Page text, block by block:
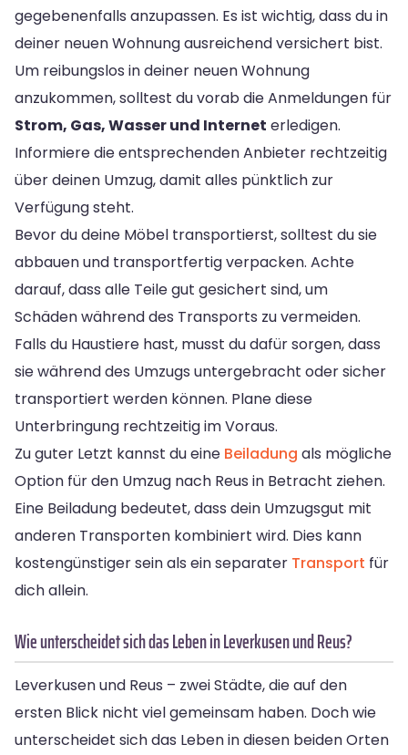
gegebenenfalls anzupassen. Es ist wichtig, dass du in
deiner neuen Wohnung ausreichend versichert bist.
Um reibungslos in deiner neuen Wohnung
anzukommen, solltest du vorab die Anmeldungen für
Strom, Gas, Wasser und Internet erledigen.
Informiere die entsprechenden Anbieter rechtzeitig
über deinen Umzug, damit alles pünktlich zur
Verfügung steht.
Bevor du deine Möbel transportierst, solltest du sie
abbauen und transportfertig verpacken. Achte
darauf, dass alle Teile gut gesichert sind, um
Schäden während des Transports zu vermeiden.
Falls du Haustiere hast, musst du dafür sorgen, dass
sie während des Umzugs untergebracht oder sicher
transportiert werden können. Plane diese
Unterbringung rechtzeitig im Voraus.
Zu guter Letzt kannst du eine Beiladung als mögliche
Option für den Umzug nach Reus in Betracht ziehen.
Eine Beiladung bedeutet, dass dein Umzugsgut mit
anderen Transporten kombiniert wird. Dies kann
kostengünstiger sein als ein separater Transport für
dich allein.
Wie unterscheidet sich das Leben in Leverkusen und Reus?
Leverkusen und Reus – zwei Städte, die auf den
ersten Blick nicht viel gemeinsam haben. Doch wie
unterscheidet sich das Leben in diesen beiden Orten